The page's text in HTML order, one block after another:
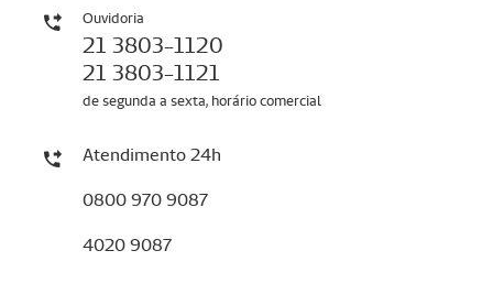
Ouvidoria
21 3803-1120
21 3803-1121
de segunda a sexta, horário comercial
Atendimento 24h
0800 970 9087
4020 9087